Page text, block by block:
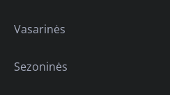
Vasarinės
Sezoninės